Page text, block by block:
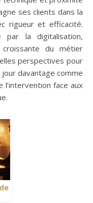
ses clients dans la
rigueur et efficacité.
par la digitalisation,
croissante du métier
perspectives pour
davantage comme
face aux